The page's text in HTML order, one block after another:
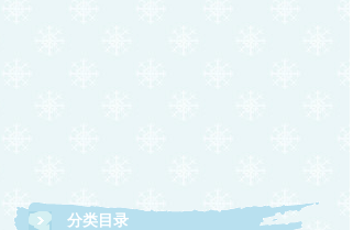
分类目录